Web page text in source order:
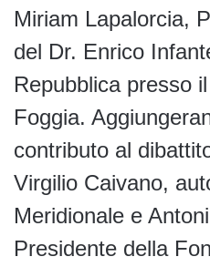
Miriam Lapalorcia,
del Dr. Enrico
Repubblica presso
Foggia.
contributo al
Virgilio Caivano,
Meridionale e
Presidente della